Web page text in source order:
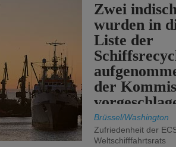
Zwei
wurden in
Liste der
der
Brüssel/Washington
Zufriedenheit der
Weltschifffahrtsrats